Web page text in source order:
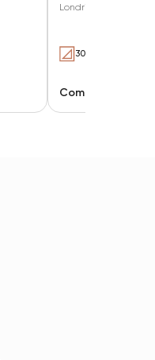
Londrina - PR
300 m²
Comprar: R$